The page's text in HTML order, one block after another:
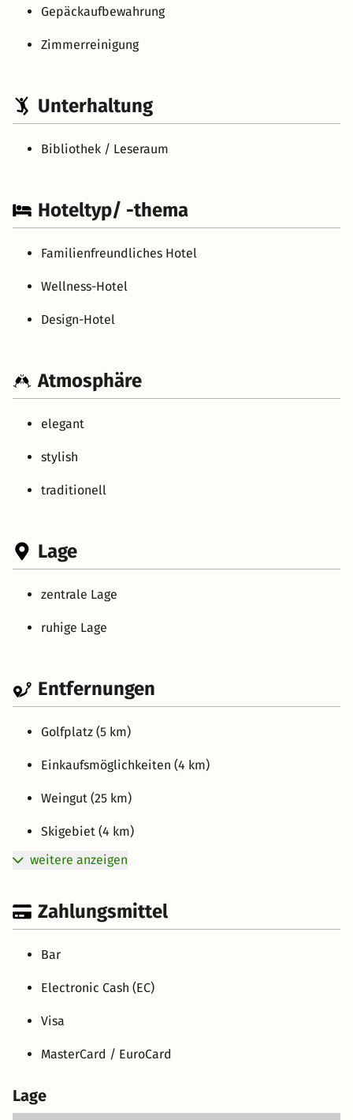
Gepäckaufbewahrung
Zimmerreinigung
Unterhaltung
Bibliothek / Leseraum
Hoteltyp/ -thema
Familienfreundliches Hotel
Wellness-Hotel
Design-Hotel
Atmosphäre
elegant
stylish
traditionell
Lage
zentrale Lage
ruhige Lage
Entfernungen
Golfplatz (5 km)
Einkaufsmöglichkeiten (4 km)
Weingut (25 km)
Skigebiet (4 km)
weitere anzeigen
Zahlungsmittel
Bar
Electronic Cash (EC)
Visa
MasterCard / EuroCard
Lage